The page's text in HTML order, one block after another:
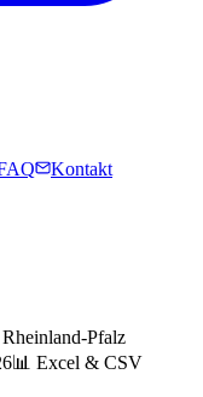
Kontakt
Rheinland-Pfalz
📊 Excel & CSV